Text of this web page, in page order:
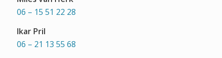
06 – 15 51 22 28
Ikar Pril
06 – 21 13 55 68